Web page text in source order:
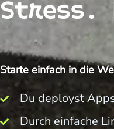
Stress.
Starte einfach in die
Du deployst
Durch einfache